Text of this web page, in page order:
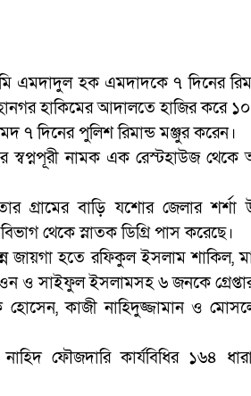
এমদাদুল হক এমদাদকে ৭ দিনের
হাকিমের আদালতে হাজির করে
৭ দিনের পুলিশ রিমান্ড মঞ্জুর করেন।
স্বপ্নপূরী নামক এক রেস্টহাউজ থেকে
বাড়ি যশোর জেলার শর্শা
থেকে স্নাতক ডিগ্রি পাস করেছে।
জায়গা হতে রফিকুল ইসলাম শাকিল,
ও সাইফুল ইসলামসহ ৬ জনকে
কাজী নাহিদুজ্জামান ও
ফৌজদারি কার্যবিধির ১৬৪